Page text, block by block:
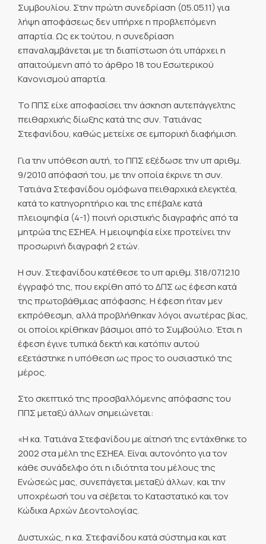
Συμβουλίου. Στην πρώτη συνεδρίαση (05.05.11) για
λήψη αποφάσεως δεν υπήρχε η προβλεπόμενη
απαρτία. Ως εκ τούτου, η συνεδρίαση
επαναλαμβάνεται με τη διαπίστωση ότι υπάρχει η
απαιτούμενη από το άρθρο 18 του Εσωτερικού
Κανονισμού απαρτία.
Το ΠΠΣ είχε αποφασίσει την άσκηση αυτεπάγγελτης
πειθαρχικής δίωξης κατά της συν. Τατιάνας
Στεφανίδου, καθώς μετείχε σε εμπορική διαφήμιση.
Για την υπόθεση αυτή, το ΠΠΣ εξέδωσε την υπ αριθμ.
9/2010 απόφασή του, με την οποία έκρινε τη συν.
Τατιάνα Στεφανίδου ομόφωνα πειθαρχικά ελεγκτέα,
κατά το κατηγορητήριο και της επέβαλε κατά
πλειοψηφία (4-1) ποινή οριστικής διαγραφής από τα
μητρώα της ΕΣΗΕΑ. Η μειοψηφία είχε προτείνει την
προσωρινή διαγραφή 2 ετών.
Η συν. Στεφανίδου κατέθεσε το υπ αριθμ. 318/07.12.10
έγγραφό της, που εκρίθη από το ΔΠΣ ως έφεση κατά
της πρωτοβάθμιας απόφασης. Η έφεση ήταν μεν
εκπρόθεσμη, αλλά προβλήθηκαν λόγοι ανωτέρας βίας,
οι οποίοι κρίθηκαν βάσιμοι από το Συμβούλιο. Έτσι η
έφεση έγινε τυπικά δεκτή και κατόπιν αυτού
εξετάστηκε η υπόθεση ως προς το ουσιαστικό της
μέρος.
Στο σκεπτικό της προσβαλλόμενης απόφασης του
ΠΠΣ μεταξύ άλλων σημειώνεται:
«Η κα. Τατιάνα Στεφανίδου με αίτησή της εντάχθηκε το
2002 στα μέλη της ΕΣΗΕΑ. Είναι αυτονόητο για τον
κάθε συνάδελφο ότι η ιδιότητα του μέλους της
Ενώσεώς μας, συνεπάγεται μεταξύ άλλων, και την
υποχρέωσή του να σέβεται το Καταστατικό και τον
Κώδικα Αρχών Δεοντολογίας.
Δυστυχώς, η κα. Στεφανίδου κατά σύστημα και κατ